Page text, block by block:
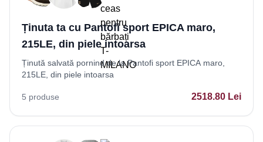
Ținuta ta cu Pantofi sport EPICA maro,
215LE, din piele intoarsa
Ținută salvată pornind de la Pantofi sport EPICA maro,
215LE, din piele intoarsa
5 produse 2518.80 Lei